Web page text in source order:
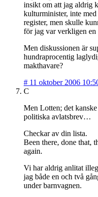
insikt om att jag aldrig
kulturminister, inte
register, men skulle
för jag var verkligen
Men diskussionen är
hundraprocentig
makthavare?
# 11 oktober 2006
C
Men Lotten; det
politiska avlatsbrev…
Checkar av din lista.
Been there, done that,
again.
Vi har aldrig anlitat
jag både en och två
under barnvagnen.